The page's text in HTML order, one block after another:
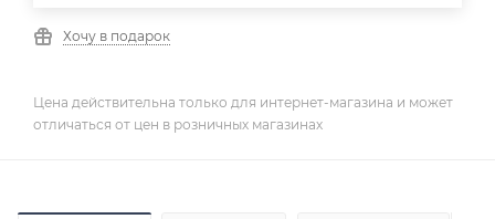
Хочу в подарок
Цена действительна только для интернет-магазина и может
отличаться от цен в розничных магазинах